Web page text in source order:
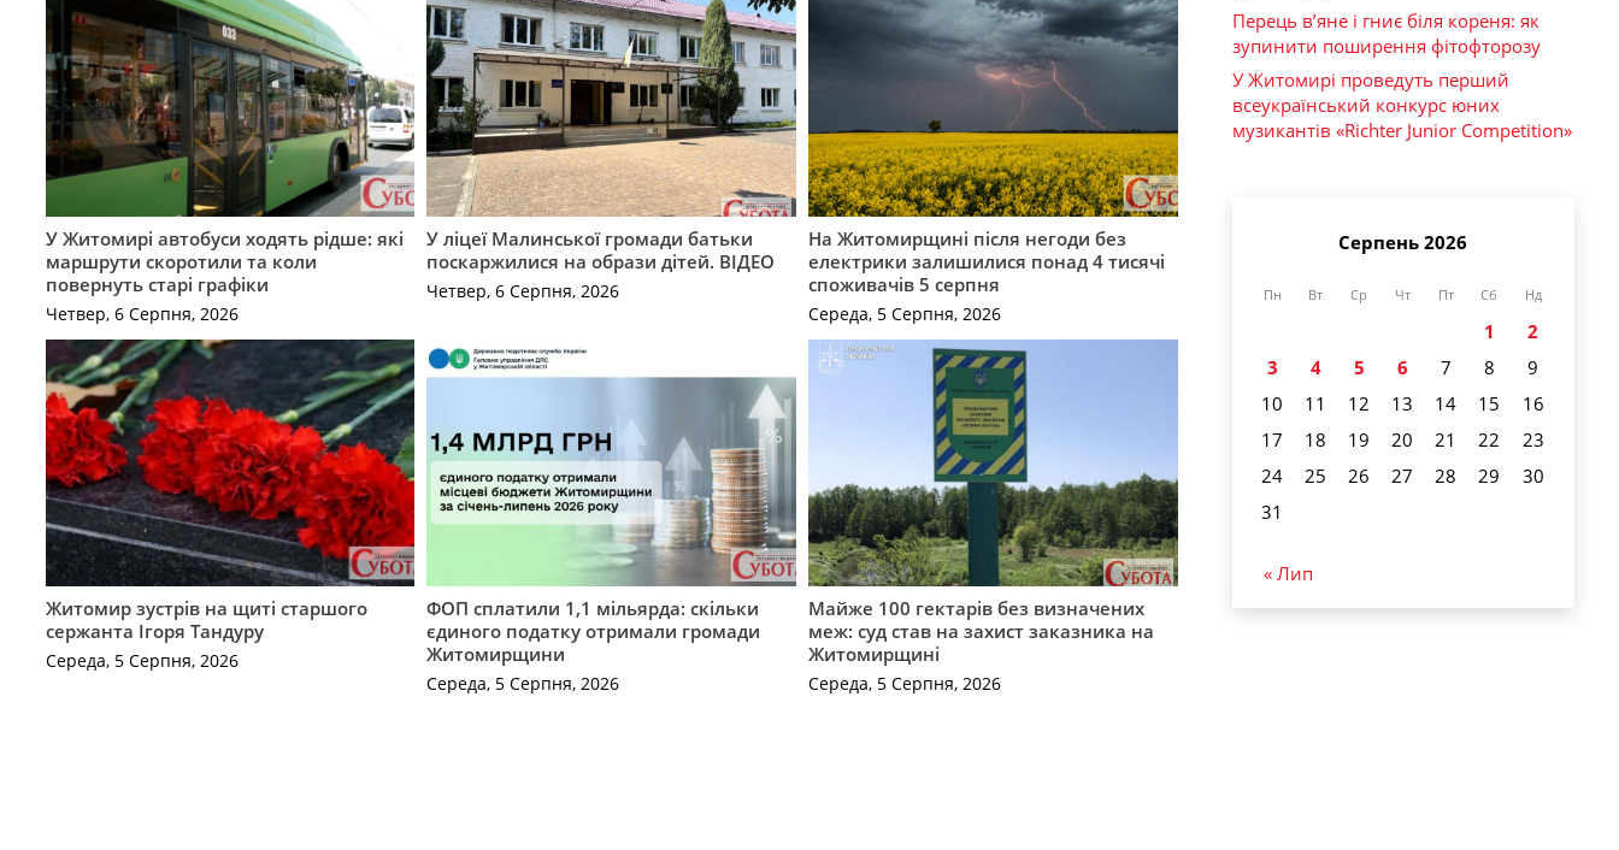
У Житомирі автобуси ходять рідше: які
маршрути скоротили та коли
повернуть старі графіки
Четвер, 6 Серпня, 2026
У ліцеї Малинської громади батьки
поскаржилися на образи дітей. ВІДЕО
Четвер, 6 Серпня, 2026
На Житомирщині після негоди без
електрики залишилися понад 4 тисячі
споживачів 5 серпня
Середа, 5 Серпня, 2026
Житомир зустрів на щиті старшого
сержанта Ігоря Тандуру
Середа, 5 Серпня, 2026
ФОП сплатили 1,1 мільярда: скільки
єдиного податку отримали громади
Житомирщини
Середа, 5 Серпня, 2026
Майже 100 гектарів без визначених
меж: суд став на захист заказника на
Житомирщині
Середа, 5 Серпня, 2026
Перець в’яне і гниє біля кореня: як
зупинити поширення фітофторозу
У Житомирі проведуть перший
всеукраїнський конкурс юних
музикантів «Richter Junior Competition»
Серпень 2026
Пн Вт Ср Чт Пт Сб Нд
1
2
3
4 5 6 7 8
9
10
11 12 13 14 15
16
17
18 19 20 21 22
23
24
25 26 27 28 29
30
31
« Лип